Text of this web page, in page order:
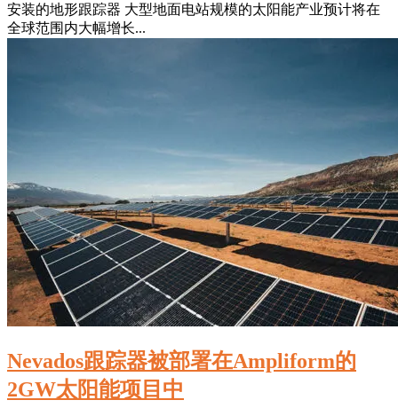
安装的地形跟踪器 大型地面电站规模的太阳能产业预计将在
全球范围内大幅增长...
Nevados跟踪器被部署在Ampliform的
2GW太阳能项目中